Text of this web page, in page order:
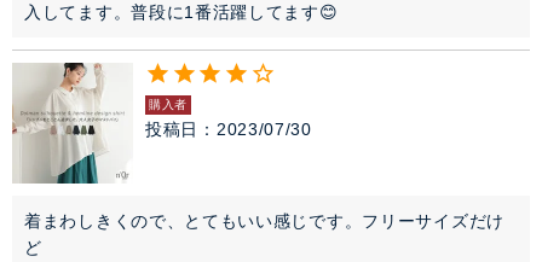
入してます。普段に1番活躍してます😊
購入者
投稿日 2023/07/30
着まわしきくので、とてもいい感じです。フリーサイズだけ
ど